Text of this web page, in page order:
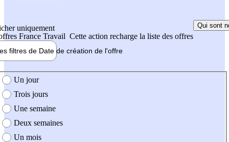
uniquement
France Travail Cette action recharge la liste des offres
Qui sont
filtres de Date de création de l'offre
création de l'offre
Un jour
Trois jours
Une semaine
Deux semaines
Un mois